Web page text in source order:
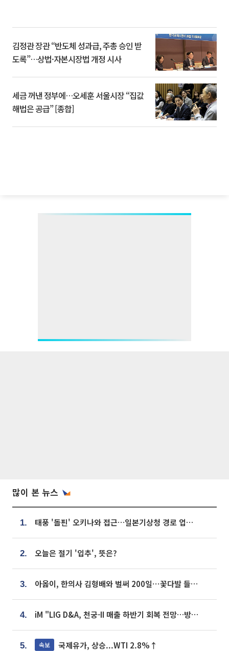
김정관 장관 “반도체 성과급, 주총 승인 받
도록”…상법·자본시장법 개정 시사
세금 꺼낸 정부에…오세훈 서울시장 “집값
해법은 공급” [종합]
많이 본 뉴스
1. 태풍 '돌핀' 오키나와 접근…일본기상청 경로 업데이트
2. 오늘은 절기 '입추', 뜻은?
3. 아옳이, 한의사 김형배와 벌써 200일⋯꽃다발 들고 "프러포즈 아냐"
4. iM "LIG D&A, 천궁-II 매출 하반기 회복 전망…방산 톱픽 유지"
5. 속보 국제유가, 상승...WTI 2.8%↑